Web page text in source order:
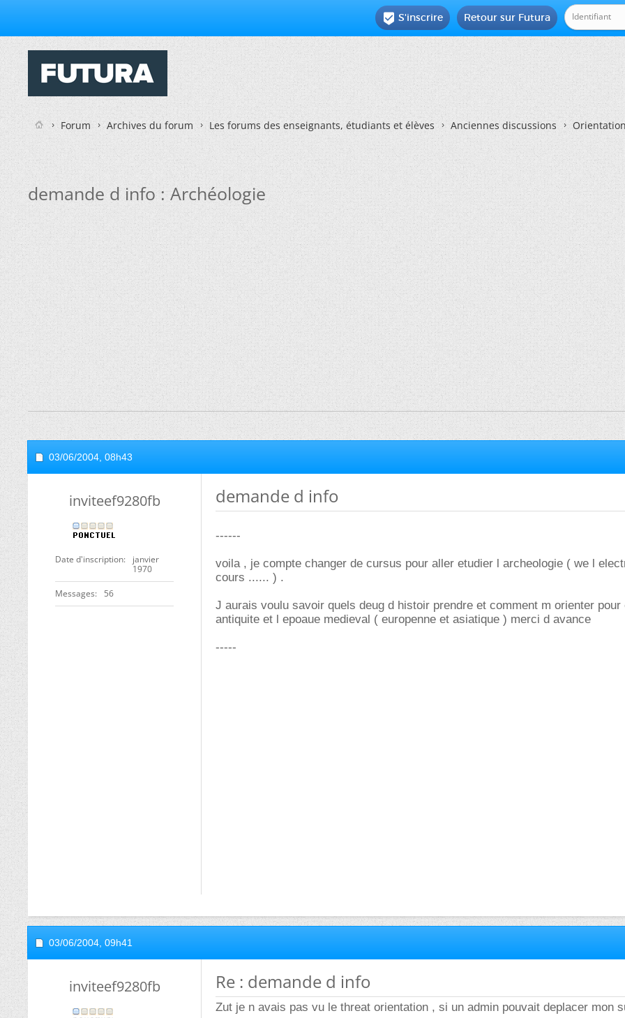
Retour sur Futura
 S'inscrire
Forum Archives du forum Les forums des enseignants, étudiants et élèves Anciennes discussions
demande d info : Archéologie
03/06/2004, 08h43
inviteef9280fb
Date d'inscription
janvier
1970
Messages 56
demande d info
------
voila , je compte changer de cursus pour aller etudier l archeologie ( we l
cours ...... ) .
J aurais voulu savoir quels deug d histoir prendre et comment m orienter pour
antiquite et l epoaue medieval ( europenne et asiatique ) merci d avance
-----
03/06/2004, 09h41
inviteef9280fb Re : demande d info
Zut je n avais pas vu le threat orientation , si un admin pouvait deplacer mon